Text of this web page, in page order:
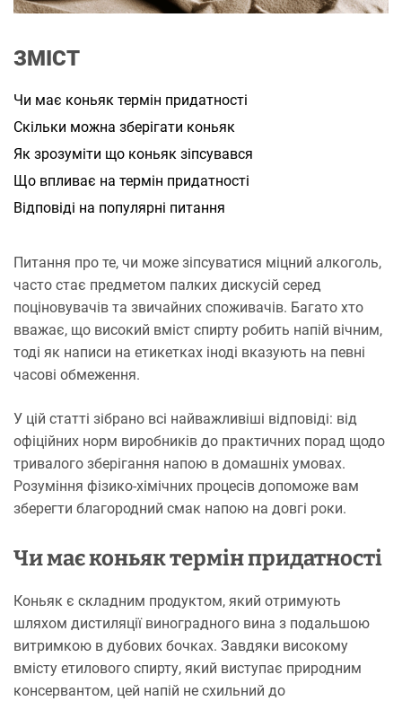
и
ЗМІСТ
Чи має коньяк термін придатності
Скільки можна зберігати коньяк
Як зрозуміти що коньяк зіпсувався
Що впливає на термін придатності
Відповіді на популярні питання
Питання про те, чи може зіпсуватися міцний алкоголь,
часто стає предметом палких дискусій серед
поціновувачів та звичайних споживачів. Багато хто
вважає, що високий вміст спирту робить напій вічним,
тоді як написи на етикетках іноді вказують на певні
часові обмеження.
У цій статті зібрано всі найважливіші відповіді: від
офіційних норм виробників до практичних порад щодо
тривалого зберігання напою в домашніх умовах.
Розуміння фізико-хімічних процесів допоможе вам
зберегти благородний смак напою на довгі роки.
Чи має коньяк термін придатності
Коньяк є складним продуктом, який отримують
шляхом дистиляції виноградного вина з подальшою
витримкою в дубових бочках. Завдяки високому
вмісту етилового спирту, який виступає природним
консервантом, цей напій не схильний до